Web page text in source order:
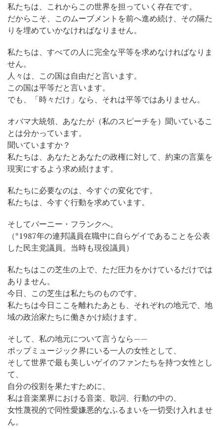
私たちは、これからこの世界を担っていく存在です。
だからこそ、このムーブメントを前へ進め続け、その隔た
りを埋めていかなければなりません。
私たちは、すべての人に完全な平等を求めなければなりま
せん。
人々は、この国は自由だと言います。
この国は平等だと言います。
でも、「時々だけ」なら、それは平等ではありません。
オバマ大統領、あなたが（私のスピーチを）聞いているこ
とは分かっています。
聞いていますか？
私たちは、あなたとあなたの政権に対して、約束の言葉を
現実にするよう求め続けます。
私たちに必要なのは、今すぐの変化です。
私たちは、今すぐ行動を求めています。
そしてバーニー・フランクへ。
（*1987年の連邦議員在職中に自らゲイであることを公表
した民主党議員。当時も現役議員）
私たちはこの芝生の上で、ただ圧力をかけているだけでは
ありません。
今日、この芝生は私たちのものです。
私たちは今日ここを離れたあとも、それぞれの地元で、地
域の政治家たちに働きかけ続けます。
そして、私の地元について言うなら——
ポップミュージック界にいる一人の女性として、
そして世界で最も美しいゲイのファンたちを持つ女性とし
て、
自分の役割を果たすために、
私は音楽業界における音楽、歌詞、行動の中の、
女性蔑視的で同性愛嫌悪的なふるまいを一切受け入れませ
ん。